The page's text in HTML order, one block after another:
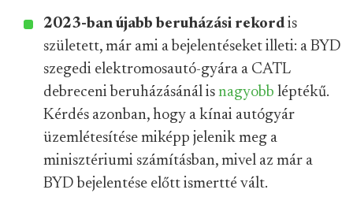
2023-ban újabb beruházási rekord is
született, már ami a bejelentéseket illeti: a BYD
szegedi elektromosautó-gyára a CATL
debreceni beruházásánál is nagyobb léptékű.
Kérdés azonban, hogy a kínai autógyár
üzemlétesítése miképp jelenik meg a
minisztériumi számításban, mivel az már a
BYD bejelentése előtt ismertté vált.